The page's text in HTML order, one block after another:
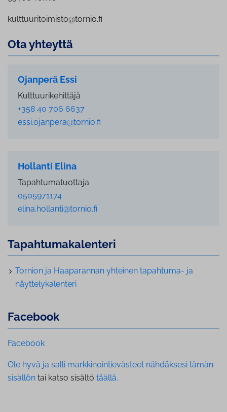
kulttuuritoimisto@tornio.fi
Ota yhteyttä
Ojanperä Essi
Kulttuurikehittäjä
+358 40 706 6637
essi.ojanpera@tornio.fi
Hollanti Elina
Tapahtumatuottaja
0505971174
elina.hollanti@tornio.fi
Ta­pah­tu­ma­ka­len­te­ri
Tornion ja Haaparannan yhteinen tapahtuma- ja
näyt­te­ly­ka­len­te­ri
Facebook
Facebook
Ole hyvä ja salli markkinointievästeet nähdäksesi tämän
sisällön tai katso sisältö täällä.